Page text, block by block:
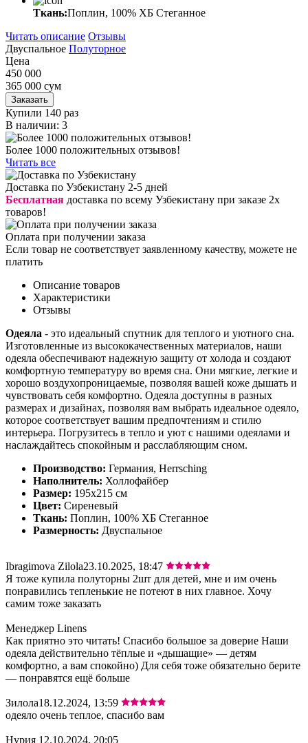
Ткань:Поплин, 100% ХБ Стеганное
Читать описание Отзывы
Двуспальное Полуторное
Цена
450 000
365 000 сум
Заказать
Купили 140 раз
В наличии: 3
Более 1000 положительных отзывов!
Читать все
Доставка по Узбекистану 2-5 дней
Бесплатная доставка по всему Узбекистану при заказе 2х
товаров!
Оплата при получении заказа
Если товар не соответствует заявленному качеству, можете не
платить
Описание товаров
Характеристики
Отзывы
Одеяла - это идеальный спутник для теплого и уютного сна.
Изготовленные из высококачественных материалов, наши
одеяла обеспечивают надежную защиту от холода и создают
комфортную температуру во время сна. Они мягкие, легкие и
хорошо воздухопроницаемые, позволяя вашей коже дышать и
чувствовать себя комфортно. Одеяла доступны в разных
размерах и дизайнах, позволяя вам выбрать идеальное одеяло,
которое соответствует вашим предпочтениям и стилю
интерьера. Погрузитесь в тепло и уют с нашими одеялами и
наслаждайтесь спокойным и расслабляющим сном.
Производство: Германия, Herrsching
Наполнитель: Холлофайбер
Размер: 195х215 см
Цвет: Сиреневый
Ткань: Поплин, 100% ХБ Стеганное
Размерность: Двуспальное
Ibragimova Zilola23.10.2025, 18:47
Я тоже купила полуторны 2шт для детей, мне и им очень
понравились тепленькие не потеют в них главное. Хочу
самим тоже заказать
Менеджер Linens
Как приятно это читать! Спасибо большое за доверие Наши
одеяла действительно тёплые и «дышащие» — детям
комфортно, а вам спокойно) Для себя тоже обязательно берите
— понравятся ещё больше
Зилола18.12.2024, 13:59
одеяло очень теплое, спасибо вам
Нурия 12.10.2024, 20:05